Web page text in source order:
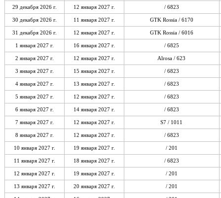
29 декабря 2026 г. 12 января 2027 г. / 6823
30 декабря 2026 г. 11 января 2027 г. GTK Rossia / 6170
31 декабря 2026 г. 12 января 2027 г. GTK Rossia / 6016
1 января 2027 г. 16 января 2027 г. / 6825
2 января 2027 г. 12 января 2027 г. Alrosa / 623
3 января 2027 г. 15 января 2027 г. / 6823
4 января 2027 г. 13 января 2027 г. / 6823
5 января 2027 г. 12 января 2027 г. / 6823
6 января 2027 г. 14 января 2027 г. / 6823
7 января 2027 г. 12 января 2027 г. S7 / 1011
8 января 2027 г. 12 января 2027 г. / 6823
10 января 2027 г. 19 января 2027 г. / 201
11 января 2027 г. 18 января 2027 г. / 6823
12 января 2027 г. 19 января 2027 г. / 201
13 января 2027 г. 20 января 2027 г. / 201